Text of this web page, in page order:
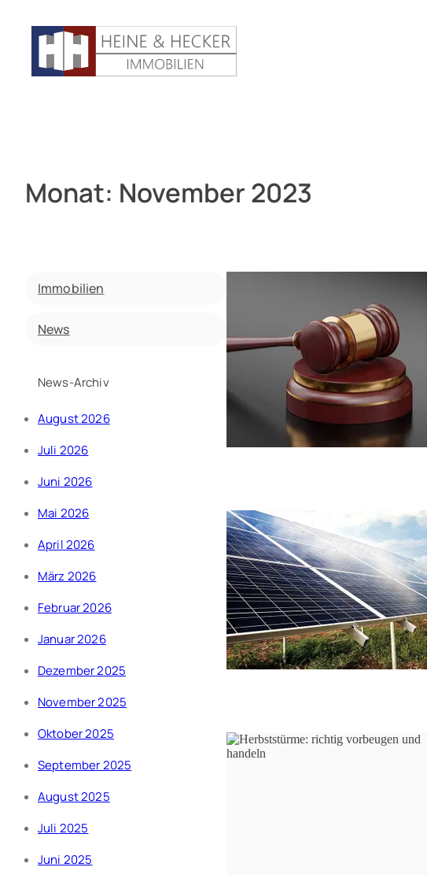
Monat: November 2023
Immobilien
News
News-Archiv
August 2026
Juli 2026
Juni 2026
Mai 2026
April 2026
März 2026
Februar 2026
Januar 2026
Dezember 2025
November 2025
Oktober 2025
September 2025
August 2025
Juli 2025
Juni 2025